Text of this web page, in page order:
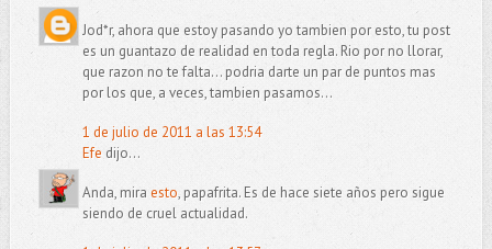
Jod*r, ahora que estoy pasando yo tambien por esto, tu post
es un guantazo de realidad en toda regla. Rio por no llorar,
que razon no te falta... podria darte un par de puntos mas
por los que, a veces, tambien pasamos...
1 de julio de 2011 a las 13:54
Efe dijo...
Anda, mira esto, papafrita. Es de hace siete años pero sigue
siendo de cruel actualidad.